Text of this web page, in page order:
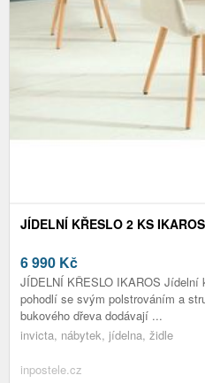
JÍDELNÍ KŘESLO 2 KS
6 990 Kč
JÍDELNÍ KŘESLO IKAROS
pohodlí se svým polstrováním a
bukového dřeva dodávají ...
invicta, nábytek, jídelna, židle
inpostele.cz